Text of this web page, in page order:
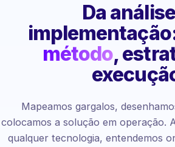
Da
método,
Mapeamos gargalos,
colocamos a solução em operação.
qualquer tecnologia, entendemos